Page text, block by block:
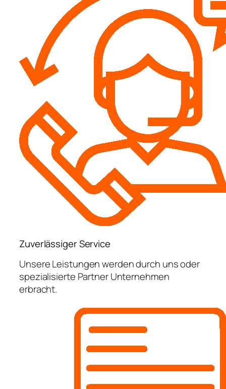
Zuverlässiger Service
Unsere Leistungen werden durch uns oder
spezialisierte Partner Unternehmen
erbracht.